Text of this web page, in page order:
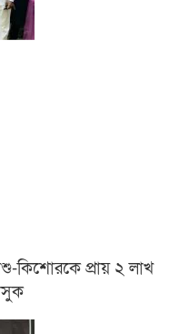
কিশোরকে প্রায় ২ লাখ